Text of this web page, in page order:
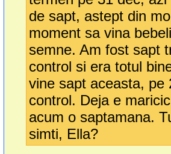
de sapt, astept din
moment sa vina
semne. Am fost sapt
control si era totul
vine sapt aceasta, pe
control. Deja e
acum o saptamana.
simti, Ella?